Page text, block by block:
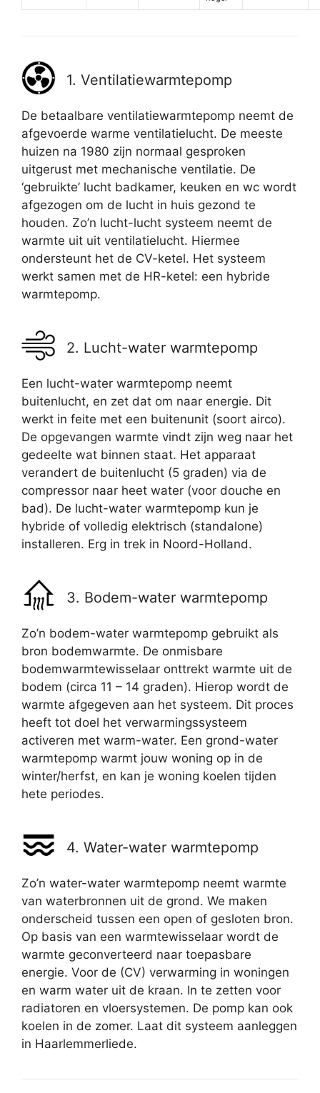
1. Ventilatiewarmtepomp
De betaalbare ventilatiewarmtepomp neemt de
afgevoerde warme ventilatielucht. De meeste
huizen na 1980 zijn normaal gesproken
uitgerust met mechanische ventilatie. De
‘gebruikte’ lucht badkamer, keuken en wc wordt
afgezogen om de lucht in huis gezond te
houden. Zo’n lucht-lucht systeem neemt de
warmte uit uit ventilatielucht. Hiermee
ondersteunt het de CV-ketel. Het systeem
werkt samen met de HR-ketel: een hybride
warmtepomp.
2. Lucht-water warmtepomp
Een lucht-water warmtepomp neemt
buitenlucht, en zet dat om naar energie. Dit
werkt in feite met een buitenunit (soort airco).
De opgevangen warmte vindt zijn weg naar het
gedeelte wat binnen staat. Het apparaat
verandert de buitenlucht (5 graden) via de
compressor naar heet water (voor douche en
bad). De lucht-water warmtepomp kun je
hybride of volledig elektrisch (standalone)
installeren. Erg in trek in Noord-Holland.
3. Bodem-water warmtepomp
Zo’n bodem-water warmtepomp gebruikt als
bron bodemwarmte. De onmisbare
bodemwarmtewisselaar onttrekt warmte uit de
bodem (circa 11 – 14 graden). Hierop wordt de
warmte afgegeven aan het systeem. Dit proces
heeft tot doel het verwarmingssysteem
activeren met warm-water. Een grond-water
warmtepomp warmt jouw woning op in de
winter/herfst, en kan je woning koelen tijden
hete periodes.
4. Water-water warmtepomp
Zo’n water-water warmtepomp neemt warmte
van waterbronnen uit de grond. We maken
onderscheid tussen een open of gesloten bron.
Op basis van een warmtewisselaar wordt de
warmte geconverteerd naar toepasbare
energie. Voor de (CV) verwarming in woningen
en warm water uit de kraan. In te zetten voor
radiatoren en vloersystemen. De pomp kan ook
koelen in de zomer. Laat dit systeem aanleggen
in Haarlemmerliede.